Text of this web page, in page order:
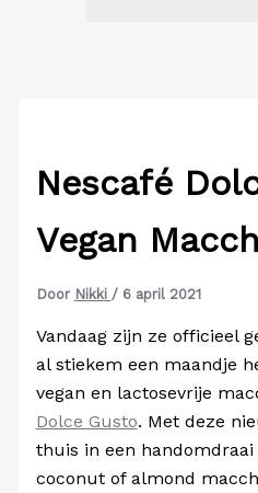
Nescafé
Vegan
Door Nikki / 6 april 2021
Vandaag zijn ze officieel
al stiekem een maandje
vegan en lactosevrije
Dolce Gusto. Met deze
thuis in een handomdraai
coconut of almond